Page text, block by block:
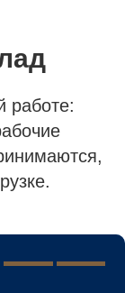
работе: